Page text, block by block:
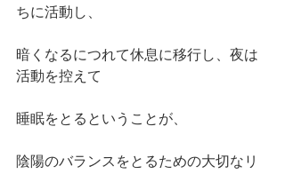
ちに活動し、
暗くなるにつれて休息に移行し、夜は
活動を控えて
睡眠をとるということが、
陰陽のバランスをとるための大切なリ